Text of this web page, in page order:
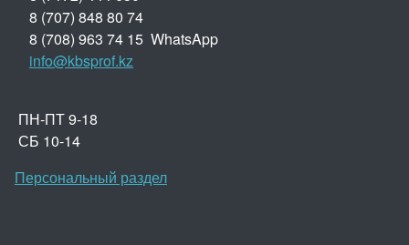
8 (707) 848 80 74
8 (708) 963 74 15 WhatsApp
info@kbsprof.kz
ПН-ПТ 9-18
СБ 10-14
Персональный раздел